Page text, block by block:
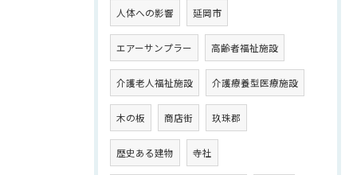
人体への影響 延岡市
エアーサンプラー 高齢者福祉施設
介護老人福祉施設 介護療養型医療施設
木の板 商店街 玖珠郡
歴史ある建物 寺社